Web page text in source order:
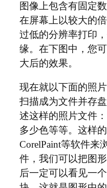
图像上包含有固定
在屏幕上以较大的
过低的分辨率打印
缘。在下图中，您
大后的效果。
现在就以下面的照
扫描成为文件并存
述这样的照片文件
多少色等等。这样的
CorelPaint等软件来
件，我们可以把图
后一定可以看见一